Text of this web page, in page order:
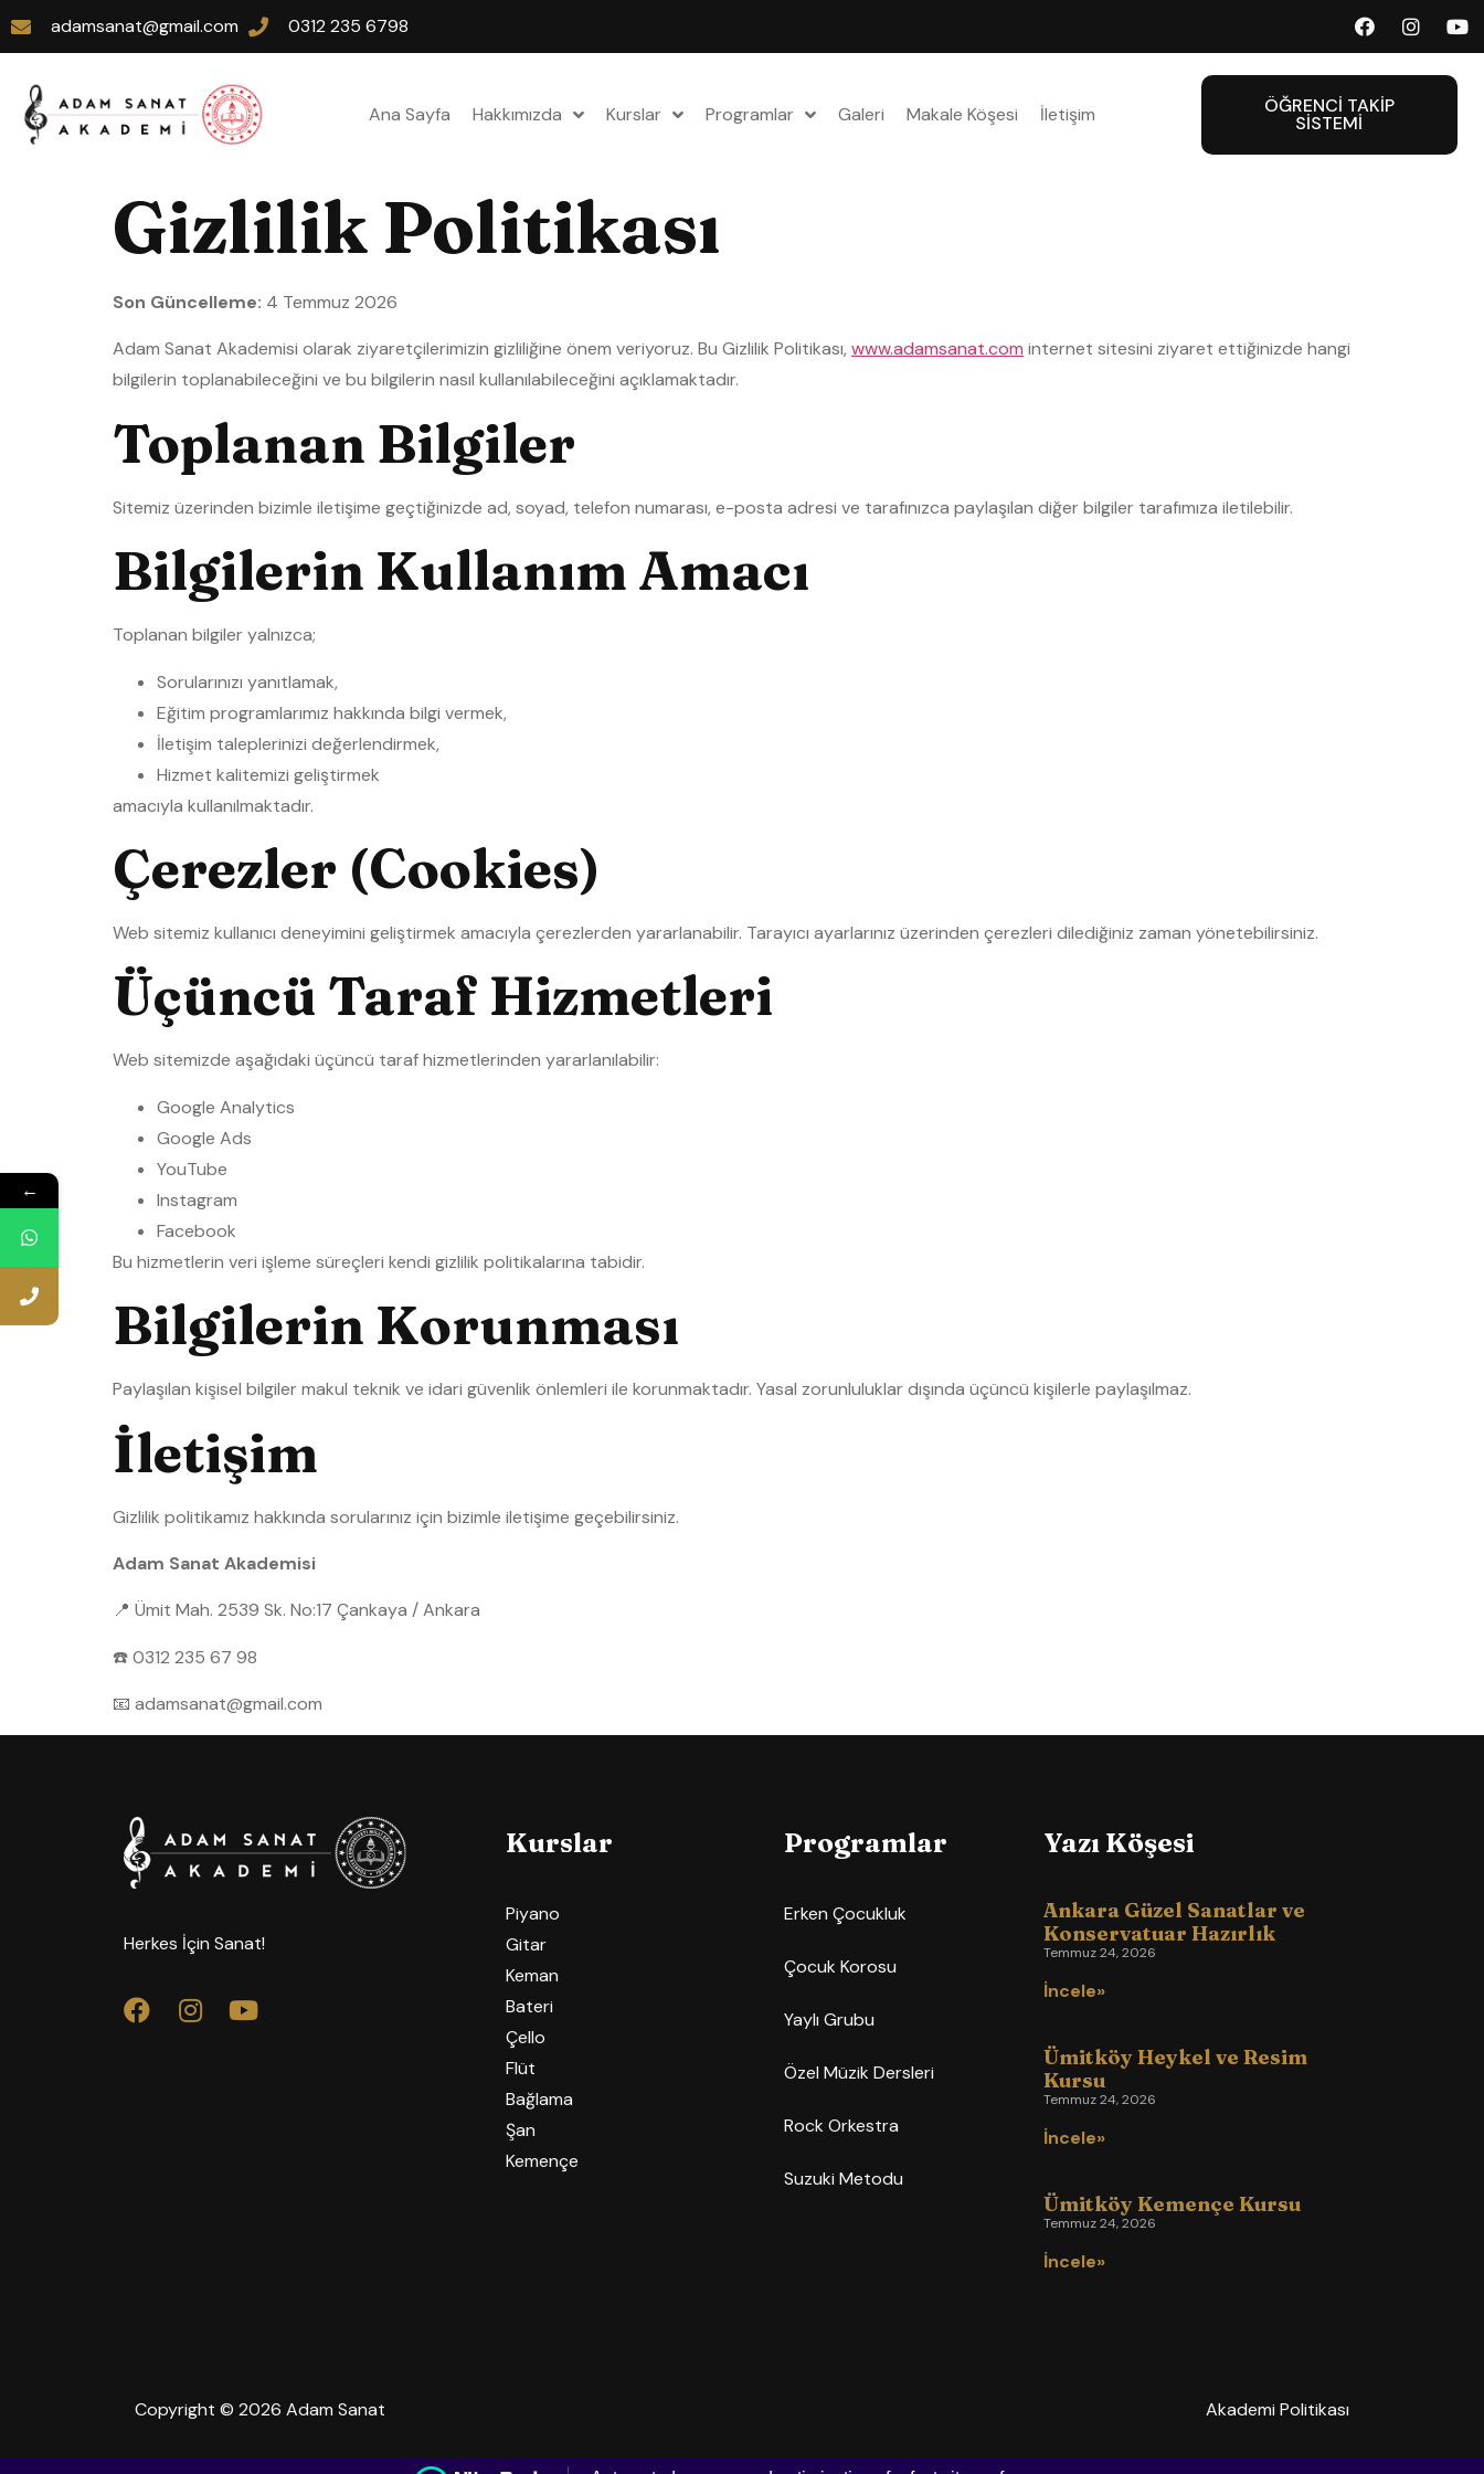
adamsanat@gmail.com 0312 235 6798
Ana Sayfa Hakkımızda Kurslar Programlar Galeri Makale Köşesi İletişim ÖĞRENCI TAKIP
SISTEMI
Gizlilik Politikası
Son Güncelleme: 4 Temmuz 2026
Adam Sanat Akademisi olarak ziyaretçilerimizin gizliliğine önem veriyoruz. Bu Gizlilik Politikası, www.adamsanat.com internet sitesini ziyaret ettiğinizde hangi
bilgilerin toplanabileceğini ve bu bilgilerin nasıl kullanılabileceğini açıklamaktadır.
Toplanan Bilgiler
Sitemiz üzerinden bizimle iletişime geçtiğinizde ad, soyad, telefon numarası, e-posta adresi ve tarafınızca paylaşılan diğer bilgiler tarafımıza iletilebilir.
Bilgilerin Kullanım Amacı
Toplanan bilgiler yalnızca;
Sorularınızı yanıtlamak,
Eğitim programlarımız hakkında bilgi vermek,
İletişim taleplerinizi değerlendirmek,
Hizmet kalitemizi geliştirmek
amacıyla kullanılmaktadır.
Çerezler (Cookies)
Web sitemiz kullanıcı deneyimini geliştirmek amacıyla çerezlerden yararlanabilir. Tarayıcı ayarlarınız üzerinden çerezleri dilediğiniz zaman yönetebilirsiniz.
Üçüncü Taraf Hizmetleri
Web sitemizde aşağıdaki üçüncü taraf hizmetlerinden yararlanılabilir:
Google Analytics
Google Ads
YouTube
Instagram
Facebook
Bu hizmetlerin veri işleme süreçleri kendi gizlilik politikalarına tabidir.
Bilgilerin Korunması
Paylaşılan kişisel bilgiler makul teknik ve idari güvenlik önlemleri ile korunmaktadır. Yasal zorunluluklar dışında üçüncü kişilerle paylaşılmaz.
İletişim
Gizlilik politikamız hakkında sorularınız için bizimle iletişime geçebilirsiniz.
Adam Sanat Akademisi
📍 Ümit Mah. 2539 Sk. No:17 Çankaya / Ankara
☎️ 0312 235 67 98
📧 adamsanat@gmail.com
Herkes İçin Sanat!
Kurslar
Piyano
Gitar
Keman
Bateri
Çello
Flüt
Bağlama
Şan
Kemençe
Programlar
Erken Çocukluk
Çocuk Korosu
Yaylı Grubu
Özel Müzik Dersleri
Rock Orkestra
Suzuki Metodu
Yazı Köşesi
Ankara Güzel Sanatlar ve
Konservatuar Hazırlık
Temmuz 24, 2026
İncele»
Ümitköy Heykel ve Resim
Kursu
Temmuz 24, 2026
İncele»
Ümitköy Kemençe Kursu
Temmuz 24, 2026
İncele»
Copyright © 2026 Adam Sanat Akademi Politikası
←